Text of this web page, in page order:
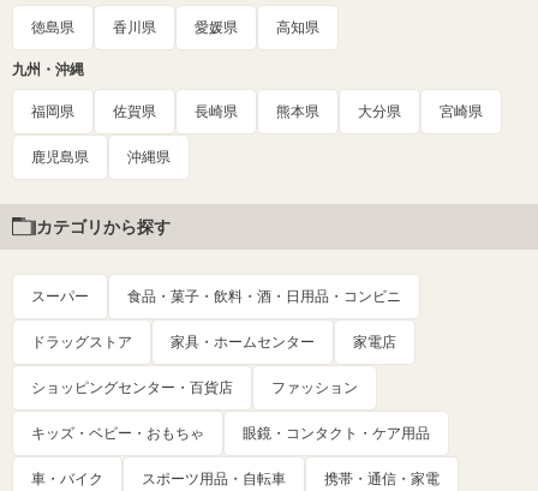
徳島県 香川県 愛媛県 高知県
九州・沖縄
福岡県 佐賀県 長崎県 熊本県 大分県 宮崎県
鹿児島県 沖縄県
カテゴリから探す
スーパー 食品・菓子・飲料・酒・日用品・コンビニ
ドラッグストア 家具・ホームセンター 家電店
ショッピングセンター・百貨店 ファッション
キッズ・ベビー・おもちゃ 眼鏡・コンタクト・ケア用品
車・バイク スポーツ用品・自転車 携帯・通信・家電